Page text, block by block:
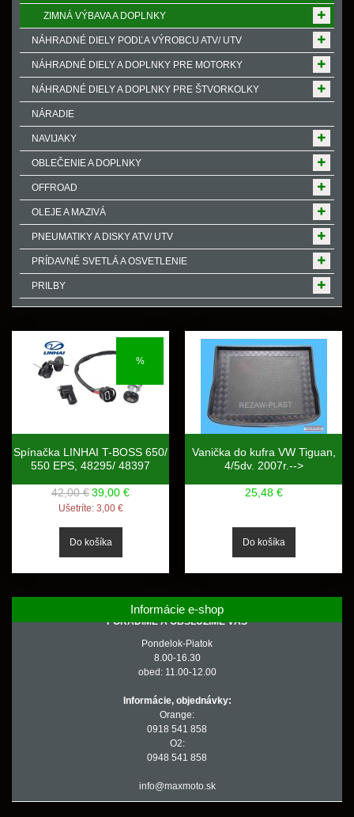
ZIMNÁ VÝBAVA A DOPLNKY
NÁHRADNÉ DIELY PODĽA VÝROBCU ATV/ UTV
NÁHRADNÉ DIELY A DOPLNKY PRE MOTORKY
NÁHRADNÉ DIELY A DOPLNKY PRE ŠTVORKOLKY
NÁRADIE
NAVIJAKY
OBLEČENIE A DOPLNKY
OFFROAD
OLEJE A MAZIVÁ
PNEUMATIKY A DISKY ATV/ UTV
PRÍDAVNÉ SVETLÁ A OSVETLENIE
PRILBY
%
Spínačka LINHAI T-BOSS 650/
550 EPS, 48295/ 48397
42,00 €39,00 €
Ušetríte: 3,00 €
Vanička do kufra VW Tiguan,
4/5dv. 2007r.-->
25,48 €
Informácie e-shop
PORADÍME A OBSLÚŽIME VÁS
Pondelok-Piatok
8.00-16.30
obed: 11.00-12.00
Informácie, objednávky:
Orange:
0918 541 858
O2:
0948 541 858
info@maxmoto.sk